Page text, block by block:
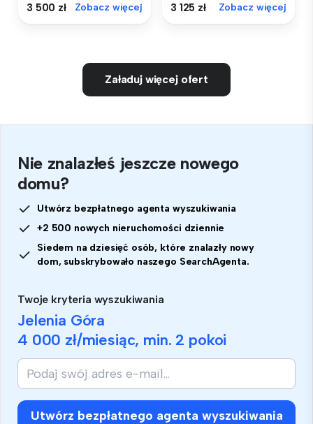
3 500 zł Zobacz więcej 3 125 zł Zobacz więcej
Załaduj więcej ofert
Nie znalazłeś jeszcze nowego
domu?
Utwórz bezpłatnego agenta wyszukiwania
+2 500 nowych nieruchomości dziennie
Siedem na dziesięć osób, które znalazły nowy
dom, subskrybowało naszego SearchAgenta.
Twoje kryteria wyszukiwania
Jelenia Góra
4 000 zł/miesiąc, min. 2 pokoi
Utwórz bezpłatnego agenta wyszukiwania